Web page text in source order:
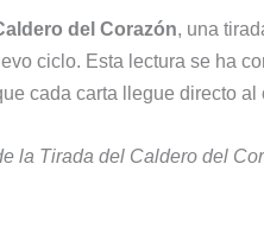
del Corazón, una
ciclo. Esta lectura se ha
cada carta llegue directo al
la Tirada del Caldero del